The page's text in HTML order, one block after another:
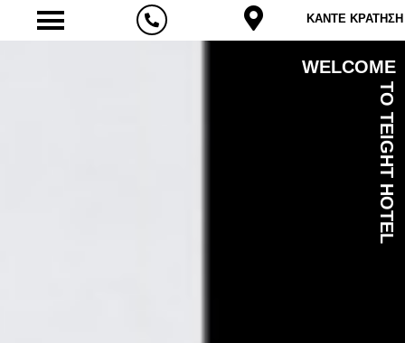
ΚΑΝΤΕ ΚΡΑΤΗΣΗ
WELCOME
TO TEIGHT HOTEL